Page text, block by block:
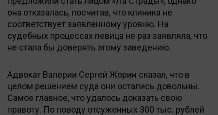
она отказалась, посчитав, что клиника не
соответствует заявленному уровню. На
судебных процессах певица не раз заявляла, что
не стала бы доверять этому заведению.
Адвокат Валерии Сергей Жорин сказал, что в
целом решением суда они остались довольны.
Самое главное, что удалось доказать свою
правоту. По поводу отсуженных 300 тыс. рублей